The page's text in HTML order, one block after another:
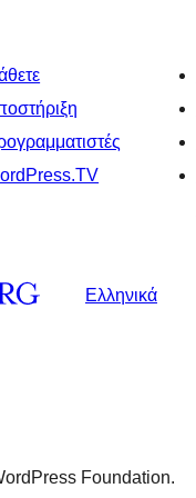
Ελληνικά
Foundation.